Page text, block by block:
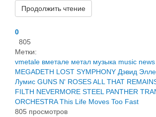
Продолжить чтение
0
805
Метки:
vmetale вметале метал музыка music news
MEGADETH LOST SYMPHONY Дэвид
Лумис GUNS N' ROSESALL THAT
FILTH NEVERMORE STEEL PANTHER
ORCHESTRA This Life Moves Too Fast
805 просмотров